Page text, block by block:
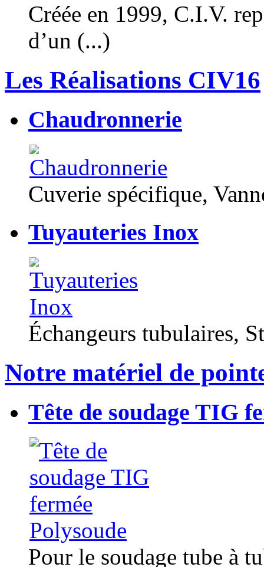
Créée en 1999, C.I.V.
d’un (...)
Les Réalisations CIV16
Chaudronnerie
Cuverie spécifique,
Tuyauteries Inox
Échangeurs tubulaires,
Notre matériel de
Tête de soudage TIG
Pour le soudage tube à